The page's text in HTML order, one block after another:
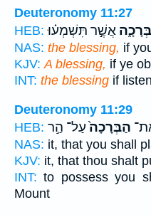
Deuteronomy 11:27
HEB: אֲשֶׁ֣ר תִּשְׁמְע֗וּ
NAS: the blessing, if
KJV: A blessing, if ye
INT: the blessing if listen
Deuteronomy 11:29
HEB:
הַבְּרָכָה֙עַל־ הַ֣ר
NAS: it, that you shall
KJV: it, that thou shalt
INT: to possess you
Mount